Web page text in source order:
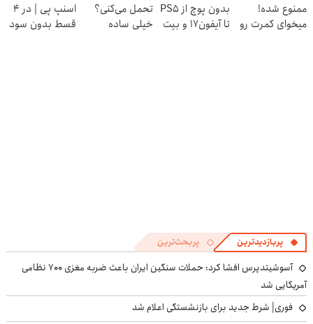
(40%تخفیف)
پرسش‌نامه
ممنوع شده!
میخوای کمرت رو
بدون پوچ از PS5
تا آیفون17 و بیت
تحمل می‌کنی؟
خیلی ساده
اسنپ پی | در ۴
قسط بدون سود
پربازدیدترین پربحث‌ترین
آسوشیتدپرس افشا کرد: حملات سنگین ایران باعث ضربه مغزی ۷۰۰ نظامی
آمریکایی شد
فوری| شرط جدید برای بازنشستگی اعلام شد